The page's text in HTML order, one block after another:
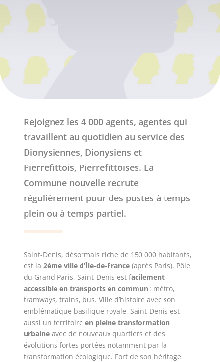
Rejoignez les 4 000 agents, agentes qui
travaillent au quotidien au service des
Dionysiennes, Dionysiens et
Pierrefittois, Pierrefittoises. La
Commune nouvelle recrute
régulièrement pour des postes à temps
plein ou à temps partiel.
Saint-Denis, désormais riche de 150 000 habitants,
est la 2ème ville d’Île-de-France (après Paris). Pôle
du Grand Paris, Saint-Denis est facilement
accessible en transports en commun : métro,
tramways, trains, bus. Ville d’histoire avec son
emblématique basilique royale, Saint-Denis est
aussi un territoire en pleine transformation
urbaine avec de nouveaux quartiers et des
évolutions fortes portées notamment par la
transformation écologique. Fort de son héritage